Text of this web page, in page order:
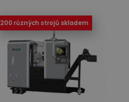
200 různých strojů skladem